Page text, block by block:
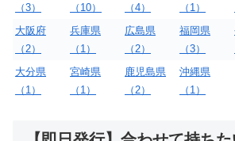
（3）
（10）
（4）
（1）
大阪府
（2）
兵庫県
（1）
広島県
（2）
福岡県
（3）
大分県
（1）
宮崎県
（1）
鹿児島県
（2）
沖縄県
（1）